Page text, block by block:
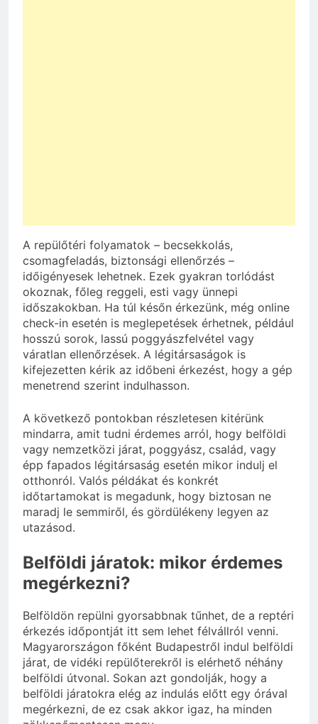
A repülőtéri folyamatok – becsekkolás,
csomagfeladás, biztonsági ellenőrzés –
időigényesek lehetnek. Ezek gyakran torlódást
okoznak, főleg reggeli, esti vagy ünnepi
időszakokban. Ha túl későn érkezünk, még online
check-in esetén is meglepetések érhetnek, például
hosszú sorok, lassú poggyászfelvétel vagy
váratlan ellenőrzések. A légitársaságok is
kifejezetten kérik az időbeni érkezést, hogy a gép
menetrend szerint indulhasson.
A következő pontokban részletesen kitérünk
mindarra, amit tudni érdemes arról, hogy belföldi
vagy nemzetközi járat, poggyász, család, vagy
épp fapados légitársaság esetén mikor indulj el
otthonról. Valós példákat és konkrét
időtartamokat is megadunk, hogy biztosan ne
maradj le semmiről, és gördülékeny legyen az
utazásod.
Belföldi járatok: mikor érdemes
megérkezni?
Belföldön repülni gyorsabbnak tűnhet, de a reptéri
érkezés időpontját itt sem lehet félvállról venni.
Magyarországon főként Budapestről indul belföldi
járat, de vidéki repülőterekről is elérhető néhány
belföldi útvonal. Sokan azt gondolják, hogy a
belföldi járatokra elég az indulás előtt egy órával
megérkezni, de ez csak akkor igaz, ha minden